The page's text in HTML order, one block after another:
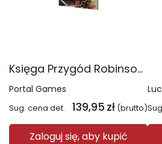
Księga Przygód Robinson Crusoe
Portal Games
Sug. cena det. 139,95 zł (brutto)
Zaloguj się, aby kupić